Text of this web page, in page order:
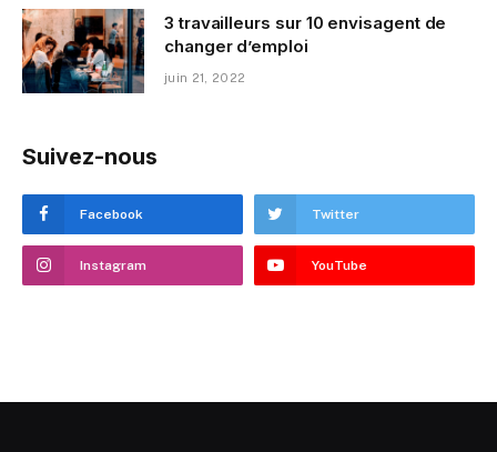
3 travailleurs sur 10 envisagent de
changer d’emploi
juin 21, 2022
Suivez-nous
Facebook Twitter
Instagram YouTube